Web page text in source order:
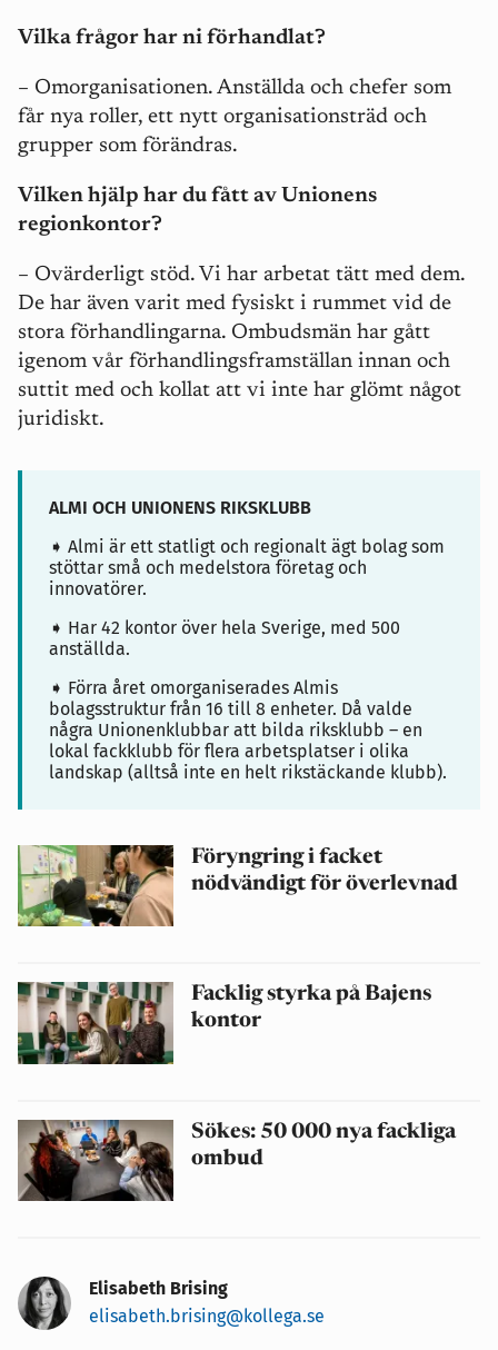
Vilka frågor har ni förhandlat?
– Omorganisationen. Anställda och chefer som
får nya roller, ett nytt organisationsträd och
grupper som förändras.
Vilken hjälp har du fått av Unionens
regionkontor?
– Ovärderligt stöd. Vi har arbetat tätt med dem.
De har även varit med fysiskt i rummet vid de
stora förhandlingarna. Ombudsmän har gått
igenom vår förhandlingsframställan innan och
suttit med och kollat att vi inte har glömt något
juridiskt.
ALMI OCH UNIONENS RIKSKLUBB
➧ Almi är ett statligt och regionalt ägt bolag som
stöttar små och medelstora företag och
innovatörer.
➧ Har 42 kontor över hela Sverige, med 500
anställda.
➧ Förra året omorganiserades Almis
bolagsstruktur från 16 till 8 enheter. Då valde
några Unionenklubbar att bilda riksklubb – en
lokal fackklubb för flera arbetsplatser i olika
landskap (alltså inte en helt rikstäckande klubb).
Föryngring i facket
nödvändigt för överlevnad
Facklig styrka på Bajens
kontor
Sökes: 50 000 nya fackliga
ombud
Elisabeth Brising
elisabeth.brising@kollega.se